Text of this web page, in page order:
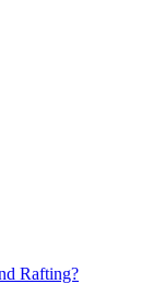
Rafting?